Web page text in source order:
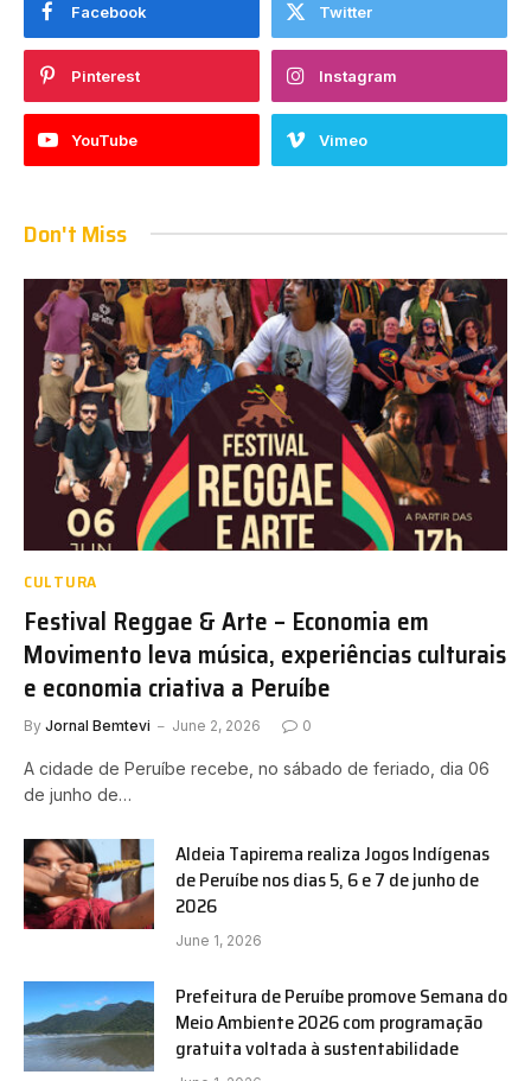
Facebook Twitter
Pinterest Instagram
YouTube Vimeo
Don't Miss
CULTURA
Festival Reggae & Arte – Economia em
Movimento leva música, experiências culturais
e economia criativa a Peruíbe
By Jornal Bemtevi June 2, 2026 0
A cidade de Peruíbe recebe, no sábado de feriado, dia 06
de junho de…
Aldeia Tapirema realiza Jogos Indígenas
de Peruíbe nos dias 5, 6 e 7 de junho de
2026
June 1, 2026
Prefeitura de Peruíbe promove Semana do
Meio Ambiente 2026 com programação
gratuita voltada à sustentabilidade